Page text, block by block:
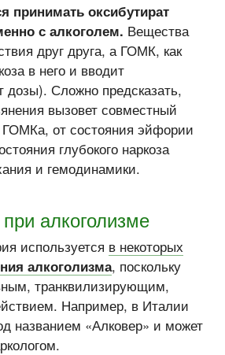
принимать оксибутират
с алкоголем. Вещества
друг друга, а ГОМК, как
в него и вводит
дозы). Сложно предсказать,
вызовет совместный
ГОМКа, от состояния эйфории
глубокого наркоза
и гемодинамики.
алкоголизме
используется в некоторых
алкоголизма, поскольку
транквилизирующим,
Например, в Италии
названием «Алковер» и может